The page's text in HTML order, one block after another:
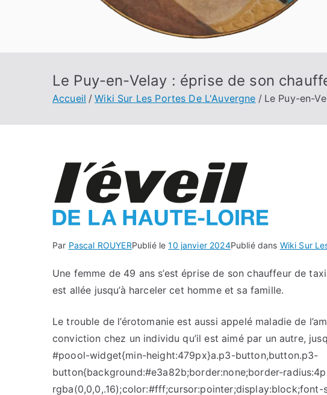
Le Puy-en-Velay : éprise de son
Accueil Wiki Sur Les Portes De L'Auvergne Le Puy-en-
Par Pascal ROUYERPublié le10 janvier 2024Publié dans Wiki Sur
Une femme de 49 ans s’est éprise de son chauffeur de
est allée jusqu’à harceler cet homme et sa famille.
Le trouble de l’érotomanie est aussi appelé maladie de
conviction chez un individu qu’il est aimé par un autre,
#poool-widget{min-height:479px}a.p3-button,button.p3-
button{background:#e3a82b;border:none;border-